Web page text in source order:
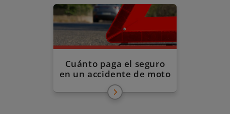
Cuánto paga el seguro
en un accidente de moto